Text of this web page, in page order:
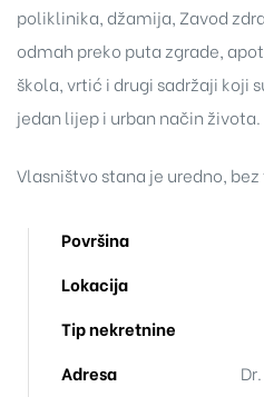
poliklinika, džamija, Zavod
odmah preko puta zgrade,
škola, vrtić i drugi sadržaji koji
jedan lijep i urban način života.
Vlasništvo stana je uredno,
Površina
Lokacija
Tip nekretnine
Adresa